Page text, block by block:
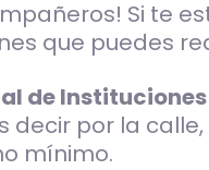
Si te
que puedes
de
decir por la
mínimo.